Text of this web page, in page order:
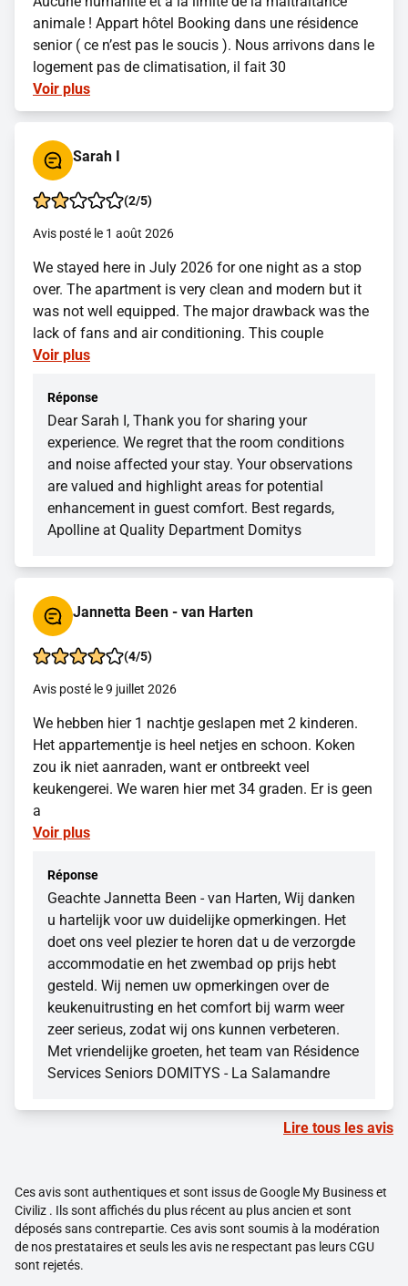
animale ! Appart hôtel Booking dans une résidence
senior ( ce n’est pas le soucis ). Nous arrivons dans le
logement pas de climatisation, il fait 30
Voir plus
Sarah I
(2/5)
Avis posté le 1 août 2026
We stayed here in July 2026 for one night as a stop
over. The apartment is very clean and modern but it
was not well equipped. The major drawback was the
lack of fans and air conditioning. This couple
Voir plus
Réponse
Dear Sarah I, Thank you for sharing your
experience. We regret that the room conditions
and noise affected your stay. Your observations
are valued and highlight areas for potential
enhancement in guest comfort. Best regards,
Apolline at Quality Department Domitys
Jannetta Been - van Harten
(4/5)
Avis posté le 9 juillet 2026
We hebben hier 1 nachtje geslapen met 2 kinderen.
Het appartementje is heel netjes en schoon. Koken
zou ik niet aanraden, want er ontbreekt veel
keukengerei. We waren hier met 34 graden. Er is geen
a
Voir plus
Réponse
Geachte Jannetta Been - van Harten, Wij danken
u hartelijk voor uw duidelijke opmerkingen. Het
doet ons veel plezier te horen dat u de verzorgde
accommodatie en het zwembad op prijs hebt
gesteld. Wij nemen uw opmerkingen over de
keukenuitrusting en het comfort bij warm weer
zeer serieus, zodat wij ons kunnen verbeteren.
Met vriendelijke groeten, het team van Résidence
Services Seniors DOMITYS - La Salamandre
Lire tous les avis
Ces avis sont authentiques et sont issus de Google My Business et
Civiliz . Ils sont affichés du plus récent au plus ancien et sont
déposés sans contrepartie. Ces avis sont soumis à la modération
de nos prestataires et seuls les avis ne respectant pas leurs CGU
sont rejetés.